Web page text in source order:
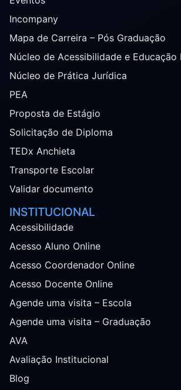
Incompany
Mapa de Carreira – Pós Graduação
Núcleo de Acessibilidade e Educação
Núcleo de Prática Jurídica
PEA
Proposta de Estágio
Solicitação de Diploma
TEDx Anchieta
Transporte Escolar
Validar documento
INSTITUCIONAL
Acessibilidade
Acesso Aluno Online
Acesso Coordenador Online
Acesso Docente Online
Agende uma visita – Escola
Agende uma visita – Graduação
AVA
Avaliação Institucional
Blog